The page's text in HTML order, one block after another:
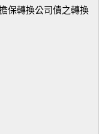
保轉換公司債之轉換